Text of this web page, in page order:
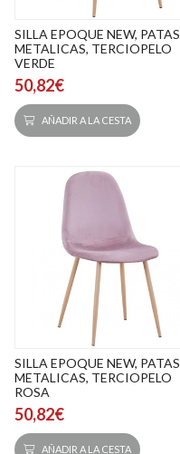
SILLA EPOQUE NEW, PATAS
METALICAS, TERCIOPELO
VERDE
50,82€
AÑADIR A LA CESTA
SILLA EPOQUE NEW, PATAS
METALICAS, TERCIOPELO
ROSA
50,82€
AÑADIR A LA CESTA